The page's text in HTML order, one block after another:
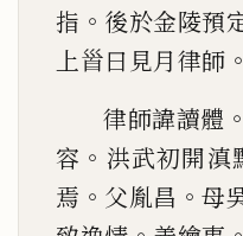
指 。 後於金陵預
上𩠐曰見月律師 。
律師諱讀體
容 。 洪武初開滇
焉 。 父胤昌 。母